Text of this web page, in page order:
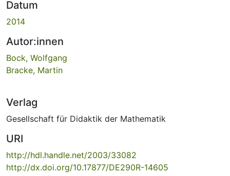
Datum
2014
Autor:innen
Bock, Wolfgang
Bracke, Martin
Verlag
Gesellschaft für Didaktik der Mathematik
URI
http://hdl.handle.net/2003/33082
http://dx.doi.org/10.17877/DE290R-14605